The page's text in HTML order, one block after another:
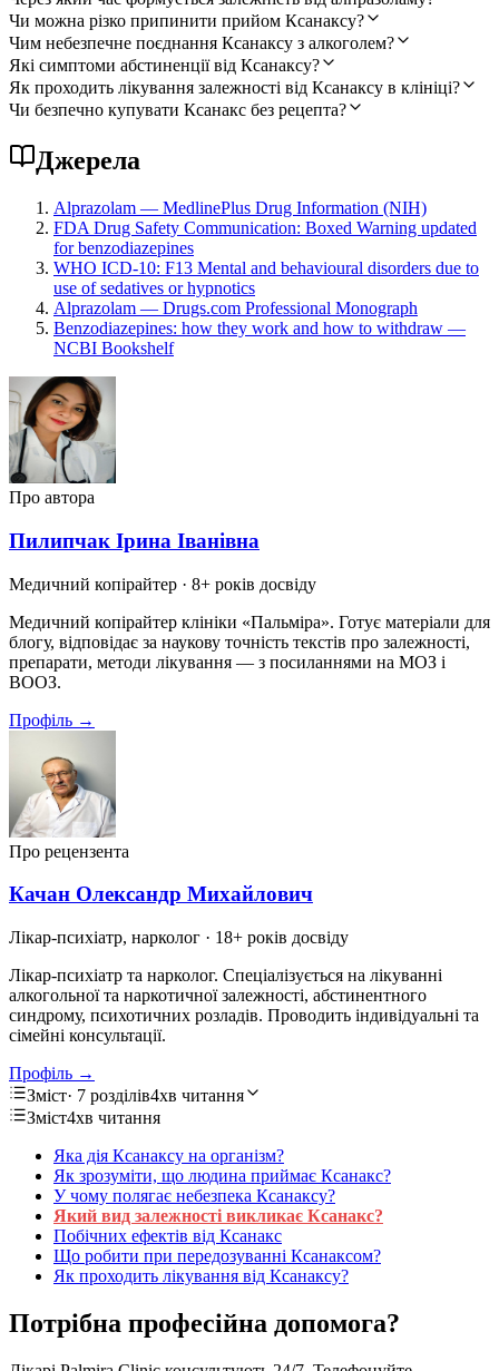
Чи можна різко припинити прийом Ксанаксу?
Чим небезпечне поєднання Ксанаксу з алкоголем?
Які симптоми абстиненції від Ксанаксу?
Як проходить лікування залежності від Ксанаксу в клініці?
Чи безпечно купувати Ксанакс без рецепта?
Джерела
Alprazolam — MedlinePlus Drug Information (NIH)
FDA Drug Safety Communication: Boxed Warning updated
for benzodiazepines
WHO ICD-10: F13 Mental and behavioural disorders due to
use of sedatives or hypnotics
Alprazolam — Drugs.com Professional Monograph
Benzodiazepines: how they work and how to withdraw —
NCBI Bookshelf
Про автора
Пилипчак Ірина Іванівна
Медичний копірайтер · 8+ років досвіду
Медичний копірайтер клініки «Пальміра». Готує матеріали для
блогу, відповідає за наукову точність текстів про залежності,
препарати, методи лікування — з посиланнями на МОЗ і
ВООЗ.
Профіль →
Про рецензента
Качан Олександр Михайлович
Лікар-психіатр, нарколог · 18+ років досвіду
Лікар-психіатр та нарколог. Спеціалізується на лікуванні
алкогольної та наркотичної залежності, абстинентного
синдрому, психотичних розладів. Проводить індивідуальні та
сімейні консультації.
Профіль →
Зміст· 7 розділів4хв читання
Зміст4хв читання
Яка дія Ксанаксу на організм?
Як зрозуміти, що людина приймає Ксанакс?
У чому полягає небезпека Ксанаксу?
Який вид залежності викликає Ксанакс?
Побічних ефектів від Ксанакс
Що робити при передозуванні Ксанаксом?
Як проходить лікування від Ксанаксу?
Потрібна професійна допомога?